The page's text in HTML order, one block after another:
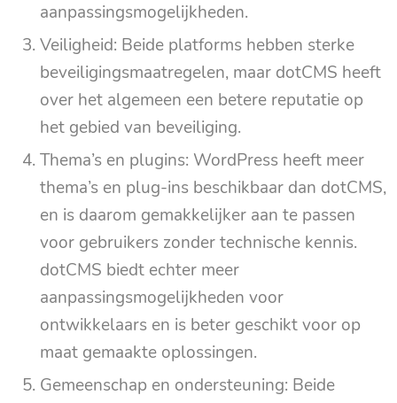
aanpassingsmogelijkheden.
Veiligheid: Beide platforms hebben sterke
beveiligingsmaatregelen, maar dotCMS heeft
over het algemeen een betere reputatie op
het gebied van beveiliging.
Thema’s en plugins: WordPress heeft meer
thema’s en plug-ins beschikbaar dan dotCMS,
en is daarom gemakkelijker aan te passen
voor gebruikers zonder technische kennis.
dotCMS biedt echter meer
aanpassingsmogelijkheden voor
ontwikkelaars en is beter geschikt voor op
maat gemaakte oplossingen.
Gemeenschap en ondersteuning: Beide